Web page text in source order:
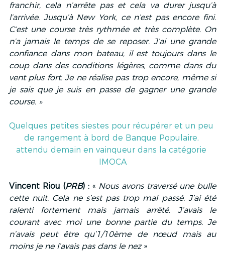
franchir, cela n’arrête pas et cela va durer jusqu’à
l’arrivée. Jusqu’à New York, ce n’est pas encore fini.
C’est une course très rythmée et très complète. On
n’a jamais le temps de se reposer. J’ai une grande
confiance dans mon bateau, il est toujours dans le
coup dans des conditions légères, comme dans du
vent plus fort. Je ne réalise pas trop encore, même si
je sais que je suis en passe de gagner une grande
course. »
Quelques petites siestes pour récupérer et un peu
de rangement à bord de Banque Populaire,
attendu demain en vainqueur dans la catégorie
IMOCA
Vincent Riou (PRB) : « Nous avons traversé une bulle
cette nuit. Cela ne s’est pas trop mal passé. J’ai été
ralenti fortement mais jamais arrêté. J’avais le
courant avec moi une bonne partie du temps. Je
n’avais peut être qu’1/10ème de nœud mais au
moins je ne l’avais pas dans le nez »